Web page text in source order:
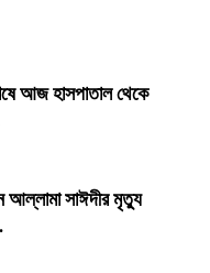
আজ হাসপাতাল থেকে
আল্লামা সাঈদীর মৃত্যু